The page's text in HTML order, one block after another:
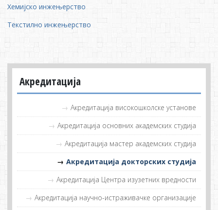
Акредитација
Акредитација високошколске установе
Акредитација основних академских студија
Акредитација мастер академских студија
Акредитација докторских студија
Акредитација Центра изузетних вредности
Акредитација научно-истраживачке организације
Хемијско инжењерство
Текстилно инжењерство